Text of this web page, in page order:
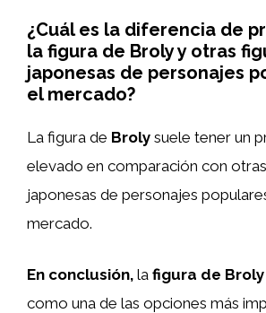
¿Cuál es la diferencia de
la figura de Broly y otras
japonesas de personajes
el mercado?
La figura de Broly suele tener un
elevado en comparación con
japonesas de personajes
mercado.
En conclusión, la figura de Broly
como una de las opciones más